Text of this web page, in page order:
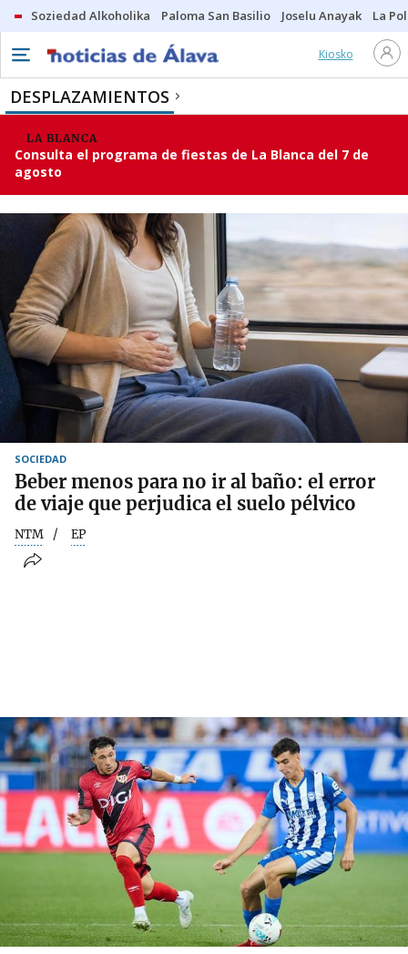
Soziedad Alkoholika Paloma San Basilio Joselu Anayak La
Kiosko
DESPLAZAMIENTOS
LA BLANCA
Consulta el programa de fiestas de La Blanca del 7 de
agosto
SOCIEDAD
Beber menos para no ir al baño: el error
de viaje que perjudica el suelo pélvico
NTM EP